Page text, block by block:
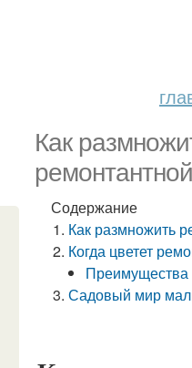
Как
Содержание
Как размножить
Когда цветет
Преимущества
Садовый мир